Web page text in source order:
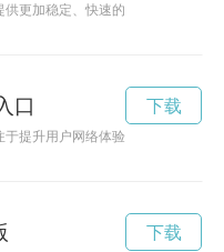
供更加稳定、快速的网络连接，让
口
提升用户网络体验的网站，通过
下载
下载